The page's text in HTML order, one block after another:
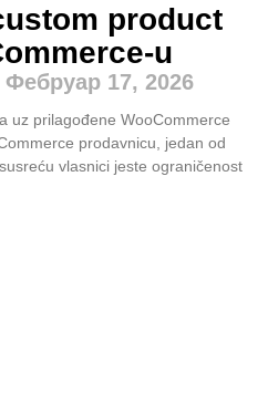
product
u
Фебруар 17, 2026
uz prilagođene WooCommerce
prodavnicu, jedan od
vlasnici jeste ograničenost